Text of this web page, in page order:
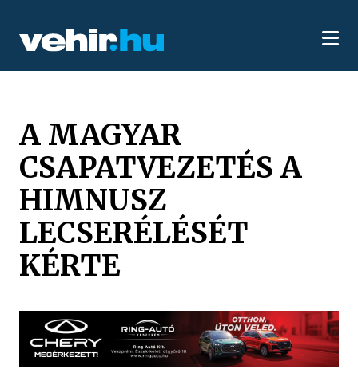
A MAGYAR
CSAPATVEZETÉS A
HIMNUSZ
LECSERÉLÉSÉT
KÉRTE